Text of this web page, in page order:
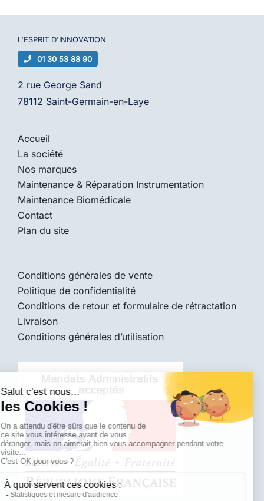
L'ESPRIT D'INNOVATION
01 30 53 88 90
2 rue George Sand
78112 Saint-Germain-en-Laye
Accueil
La société
Nos marques
Maintenance & Réparation Instrumentation
Maintenance Biomédicale
Contact
Plan du site
Conditions générales de vente
Politique de confidentialité
Conditions de retour et formulaire de rétractation
Livraison
Conditions générales d’utilisation